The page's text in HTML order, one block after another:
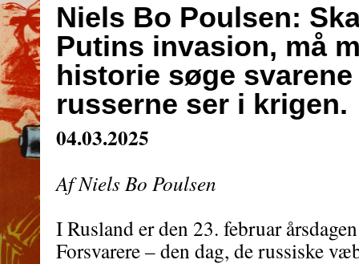
Niels Bo Poulsen:
Putins invasion, må
historie søge
russerne ser i krigen.
04.03.2025
Af Niels Bo Poulsen
I Rusland er den 23. februar
Forsvarere – den dag, de russiske